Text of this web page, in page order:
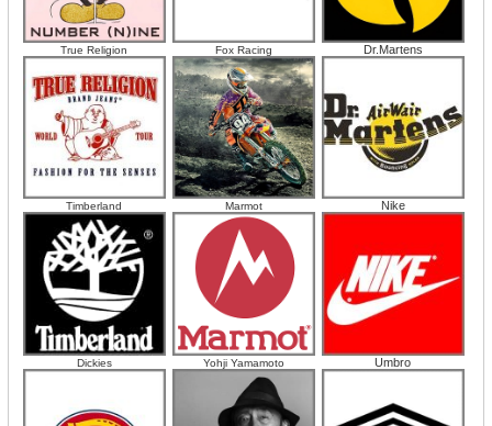
True Religion Fox Racing Dr.Martens
Timberland Marmot Nike
Dickies Yohji Yamamoto Umbro